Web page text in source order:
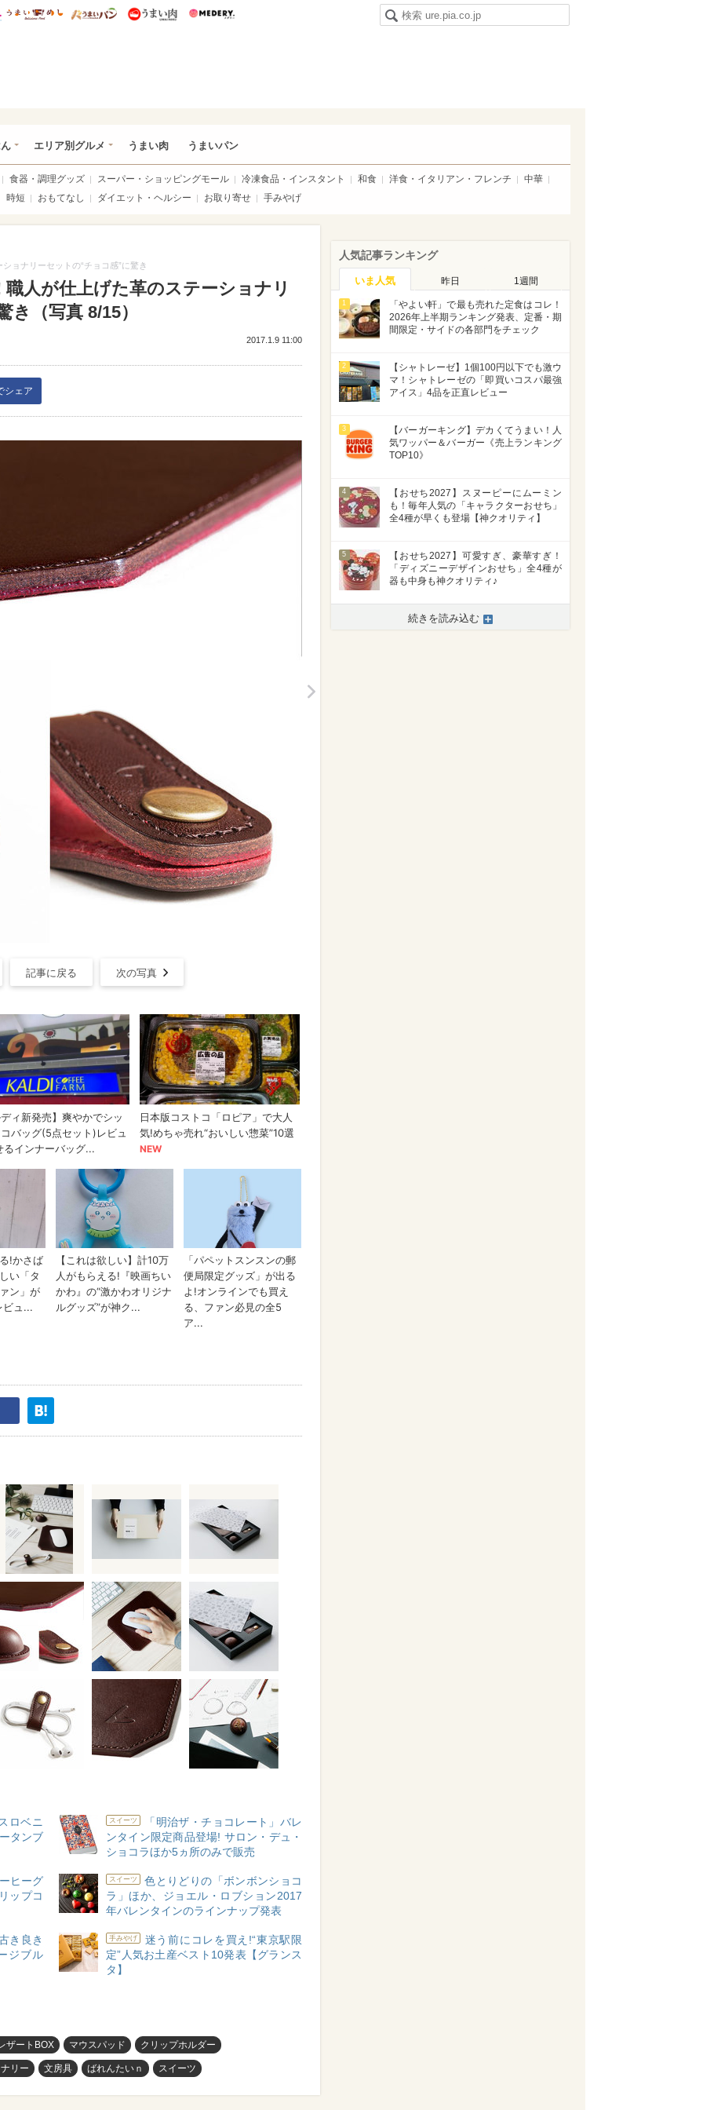
研 ディズニー特集
mimot. うまいめし うまいパン うまい肉
エリア別グルメ うまい肉 うまいパン
食器・調理グッズ スーパー・ショッピングモール 冷凍食品・インスタント 和食 洋食・イタリアン・フレンチ
中華
時短
おもてなし ダイエット・ヘルシー お取り寄せ 手みやげ
ョナリーセットの“チョコ感”に驚き
人が仕上げた革のステーショナリ
（写真 8/15）
2017.1.9 11:00
シェア
記事に戻る 次の写真
ロベニ
タンブ
スイーツ
「明治ザ・チョコレート」バレ
ンタイン限定商品登場! サロン・デュ・
ショコラほか5ヵ所のみで販売
ヒーグ
ップコ
スイーツ
色とりどりの「ボンボンショコ
ラ」ほか、ジョエル・ロブション2017
年バレンタインのラインナップ発表
き良き
ジブル
手みやげ
迷う前にコレを買え!“東京駅限
定”人気お土産ベスト10発表【グランス
タ】
ザートBOX マウスパッド クリップホルダー
リー 文房具 ばれんたいｎ スイーツ
人気記事ランキング
いま人気 昨日 1週間
1
「やよい軒」で最も売れた定食はコレ！
2026年上半期ランキング発表、定番・期
間限定・サイドの各部門をチェック
2
【シャトレーゼ】1個100円以下でも激ウ
マ！シャトレーゼの「即買いコスパ最強
アイス」4品を正直レビュー
3
【バーガーキング】デカくてうまい！人
気ワッパー＆バーガー《売上ランキング
TOP10》
4
【おせち2027】スヌーピーにムーミン
も！毎年人気の「キャラクターおせち」
全4種が早くも登場【神クオリティ】
5
【おせち2027】可愛すぎ、豪華すぎ！
「ディズニーデザインおせち」全4種が
器も中身も神クオリティ♪
続きを読み込む